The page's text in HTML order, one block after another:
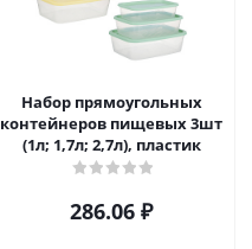
Набор прямоугольных
контейнеров пищевых 3шт
(1л; 1,7л; 2,7л), пластик
286.06 ₽